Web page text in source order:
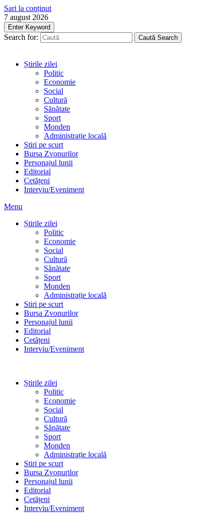
Sari la conținut
7 august 2026
Enter Keyword
Search for: Caută Search
Știrile zilei
Politic
Economie
Social
Cultură
Sănătate
Sport
Monden
Administrație locală
Stiri pe scurt
Bursa Zvonurilor
Personajul lunii
Editorial
Cetățeni
Interviu/Eveniment
Menu
Știrile zilei
Politic
Economie
Social
Cultură
Sănătate
Sport
Monden
Administrație locală
Stiri pe scurt
Bursa Zvonurilor
Personajul lunii
Editorial
Cetățeni
Interviu/Eveniment
Știrile zilei
Politic
Economie
Social
Cultură
Sănătate
Sport
Monden
Administrație locală
Stiri pe scurt
Bursa Zvonurilor
Personajul lunii
Editorial
Cetățeni
Interviu/Eveniment